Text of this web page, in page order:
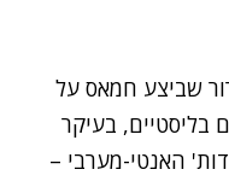
שביצע חמאס על
טילי שיוט וטילים בליסטיים, בעיקר
האנטי-מערבי –